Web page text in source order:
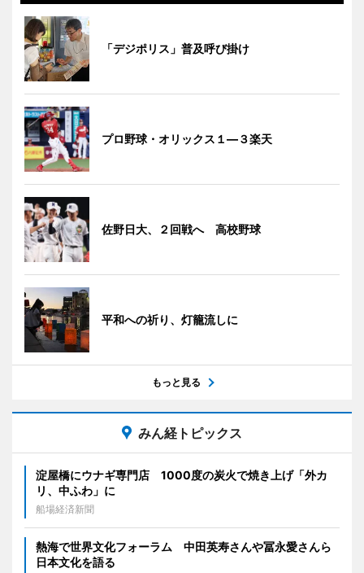
「デジポリス」普及呼び掛け
プロ野球・オリックス１―３楽天
佐野日大、２回戦へ 高校野球
平和への祈り、灯籠流しに
もっと見る
みん経トピックス
淀屋橋にウナギ専門店 1000度の炭火で焼き上げ「外カ
リ、中ふわ」に
船場経済新聞
熱海で世界文化フォーラム 中田英寿さんや冨永愛さんら
日本文化を語る